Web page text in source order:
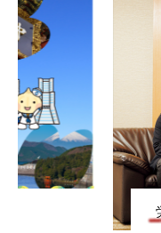
労働組合を知ろう